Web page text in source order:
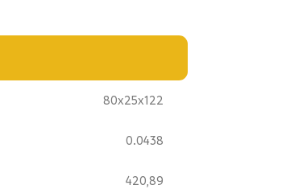
80x25x122
0.0438
420,89